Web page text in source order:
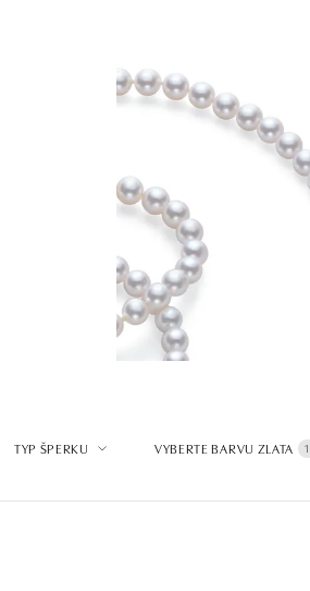
TYP ŠPERKU VYBERTE BARVU ZLATA 1